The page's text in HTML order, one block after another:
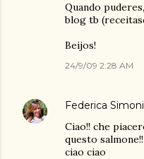
Quando
blog tb
Beijos!
24/9/09 2:28 AM
Federica Simoni
Ciao!! che
questo salmone!!
ciao ciao